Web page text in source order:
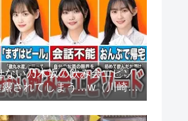
ない乃木坂の飲み会エピソ
露されてしまう…w（川崎
ルノ、梅澤美波、山下美